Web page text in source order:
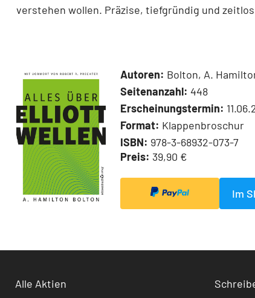
verstehen wollen. Präzise, tiefgründig und
Autoren: Bolton, A.
Seitenanzahl: 448
Erscheinungstermin:
Format: Klappenbroschur
ISBN: 978-3-68932-073-7
Preis: 39,90 €
Im
Alle Aktien